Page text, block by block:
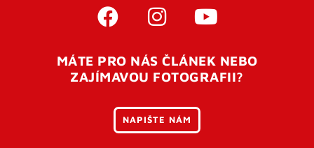
Pro úspěšné dokončení registrace je potřeba
vaší e-mailovouadresu. Po úspěšném odeslání
otevření tohoto odkazu se váš účet ověří a můžete se
přihlásit. Nezapomeňte zkontrolovat složku SPAM ve
MÁTE PRO NÁS ČLÁNEK NEBO
ZAJÍMAVOU FOTOGRAFII?
NAPIŠTE NÁM